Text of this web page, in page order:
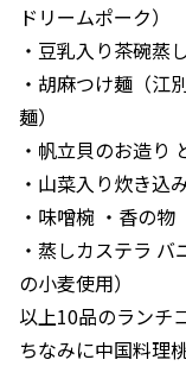
ドリームポーク）
・豆乳入り茶碗蒸
・胡麻つけ麺（江
麺）
・帆立貝のお造り
・山菜入り炊き込
・味噌椀 ・香の物
・蒸しカステラ
の小麦使用）
以上10品のランチ
ちなみに中国料理